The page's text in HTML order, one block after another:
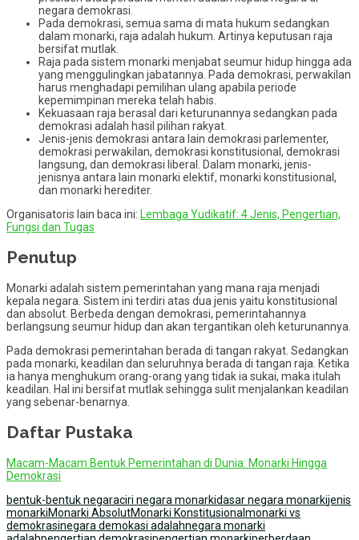
negara demokrasi.
Pada demokrasi, semua sama di mata hukum sedangkan
dalam monarki, raja adalah hukum. Artinya keputusan raja
bersifat mutlak.
Raja pada sistem monarki menjabat seumur hidup hingga ada
yang menggulingkan jabatannya. Pada demokrasi, perwakilan
harus menghadapi pemilihan ulang apabila periode
kepemimpinan mereka telah habis.
Kekuasaan raja berasal dari keturunannya sedangkan pada
demokrasi adalah hasil pilihan rakyat.
Jenis-jenis demokrasi antara lain demokrasi parlementer,
demokrasi perwakilan, demokrasi konstitusional, demokrasi
langsung, dan demokrasi liberal. Dalam monarki, jenis-
jenisnya antara lain monarki elektif, monarki konstitusional,
dan monarki herediter.
Organisatoris lain baca ini: Lembaga Yudikatif: 4 Jenis, Pengertian,
Fungsi dan Tugas
Penutup
Monarki adalah sistem pemerintahan yang mana raja menjadi
kepala negara. Sistem ini terdiri atas dua jenis yaitu konstitusional
dan absolut. Berbeda dengan demokrasi, pemerintahannya
berlangsung seumur hidup dan akan tergantikan oleh keturunannya.
Pada demokrasi pemerintahan berada di tangan rakyat. Sedangkan
pada monarki, keadilan dan seluruhnya berada di tangan raja. Ketika
ia hanya menghukum orang-orang yang tidak ia sukai, maka itulah
keadilan. Hal ini bersifat mutlak sehingga sulit menjalankan keadilan
yang sebenar-benarnya.
Daftar Pustaka
Macam-Macam Bentuk Pemerintahan di Dunia: Monarki Hingga
Demokrasi
bentuk-bentuk negaraciri negara monarkidasar negara monarkijenis
monarkiMonarki AbsolutMonarki Konstitusional monarki vs
demokrasinegara demokasi adalahnegara monarki